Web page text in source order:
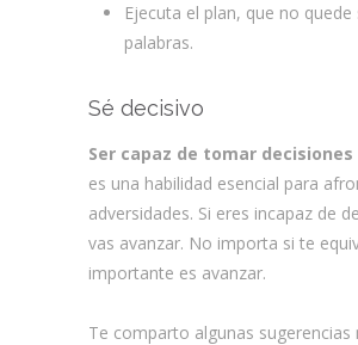
Ejecuta el plan, que no quede
palabras.
Sé decisivo
Ser capaz de tomar
es una habilidad esencial para
adversidades. Si eres incapaz de
vas avanzar. No importa si te
importante es avanzar.
Te comparto algunas sugerencias